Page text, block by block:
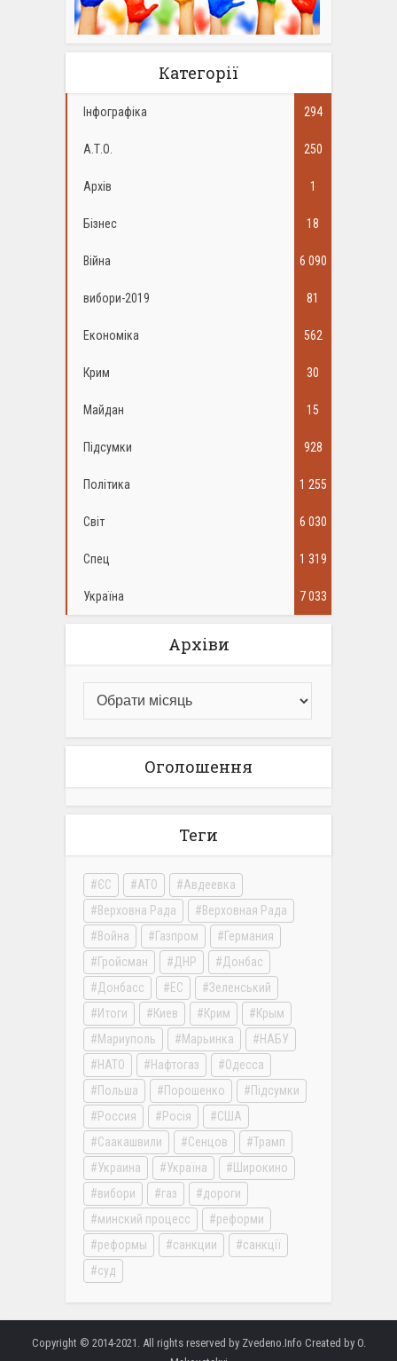
Категорії
Інфографіка 294
А.Т.О. 250
Архів 1
Бізнес 18
Війна 6 090
вибори-2019 81
Економіка 562
Крим 30
Майдан 15
Підсумки 928
Політика 1 255
Світ 6 030
Спец 1 319
Україна 7 033
Архіви
Оголошення
Теги
ЄС АТО
Авдеевка
Верховна Рада
Верховная Рада
Война
Газпром
Германия
Гройсман
ДНР
Донбас
Донбасс
ЕС
Зеленський
Итоги
Киев Крим
Крым
Мариуполь
Марьинка
НАБУ
НАТО
Нафтогаз
Одесса
Польша
Порошенко
Підсумки
Россия
Росія
США
Саакашвили
Сенцов
Трамп
Украина
Україна
Широкино
вибори
газ
дороги
минский процесс
реформи
реформы
санкции
санкції
суд
Copyright © 2014-2021. All rights reserved by Zvedeno.Info Created by O.